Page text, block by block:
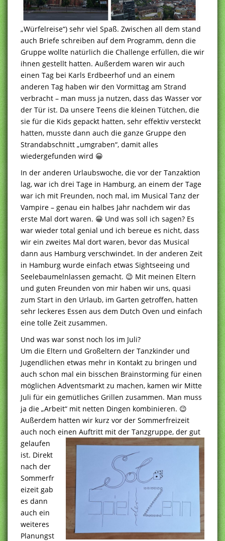
„Würfelreise“) sehr viel Spaß. Zwischen all dem stand
auch Briefe schreiben auf dem Programm, denn die
Gruppe wollte natürlich die Challenge erfüllen, die wir
ihnen gestellt hatten. Außerdem waren wir auch
einen Tag bei Karls Erdbeerhof und an einem
anderen Tag haben wir den Vormittag am Strand
verbracht – man muss ja nutzen, dass das Wasser vor
der Tür ist. Da unsere Teens die kleinen Tütchen, die
sie für die Kids gepackt hatten, sehr effektiv versteckt
hatten, musste dann auch die ganze Gruppe den
Strandabschnitt „umgraben“, damit alles
wiedergefunden wird 😀
In der anderen Urlaubswoche, die vor der Tanzaktion
lag, war ich drei Tage in Hamburg, an einem der Tage
war ich mit Freunden, noch mal, im Musical Tanz der
Vampire – genau ein halbes Jahr nachdem wir das
erste Mal dort waren. 😀 Und was soll ich sagen? Es
war wieder total genial und ich bereue es nicht, dass
wir ein zweites Mal dort waren, bevor das Musical
dann aus Hamburg verschwindet. In der anderen Zeit
in Hamburg wurde einfach etwas Sightseeing und
Seelebaumelnlassen gemacht. 😉 Mit meinen Eltern
und guten Freunden von mir haben wir uns, quasi
zum Start in den Urlaub, im Garten getroffen, hatten
sehr leckeres Essen aus dem Dutch Oven und einfach
eine tolle Zeit zusammen.
Und was war sonst noch los im Juli?
Um die Eltern und Großeltern der Tanzkinder und
Jugendlichen etwas mehr in Kontakt zu bringen und
auch schon mal ein bisschen Brainstorming für einen
möglichen Adventsmarkt zu machen, kamen wir Mitte
Juli für ein gemütliches Grillen zusammen. Man muss
ja die „Arbeit“ mit netten Dingen kombinieren. 😉
Außerdem hatten wir kurz vor der Sommerfreizeit
auch noch einen Auftritt mit der Tanzgruppe, der gut
gelaufen
ist. Direkt
nach der
Sommerfr
eizeit gab
es dann
auch ein
weiteres
Planungst